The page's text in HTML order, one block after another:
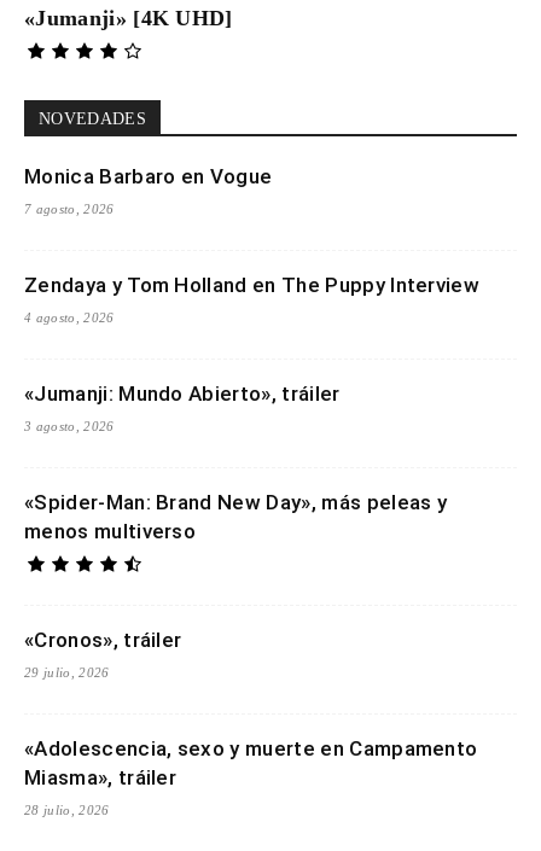
«Jumanji» [4K UHD]
NOVEDADES
Monica Barbaro en Vogue
7 agosto, 2026
Zendaya y Tom Holland en The Puppy Interview
4 agosto, 2026
«Jumanji: Mundo Abierto», tráiler
3 agosto, 2026
«Spider-Man: Brand New Day», más peleas y
menos multiverso
«Cronos», tráiler
29 julio, 2026
«Adolescencia, sexo y muerte en Campamento
Miasma», tráiler
28 julio, 2026